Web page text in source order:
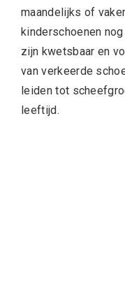
maandelijks of
kinderschoenen
zijn kwetsbaar en
van verkeerde
leiden tot
leeftijd.